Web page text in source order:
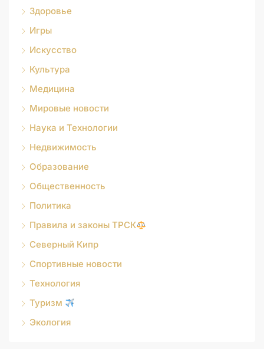
Здоровье
Игры
Искусство
Культура
Медицина
Мировые новости
Наука и Технологии
Недвижимость
Образование
Общественность
Политика
Правила и законы ТРСК
Северный Кипр
Спортивные новости
Технология
Туризм
Экология